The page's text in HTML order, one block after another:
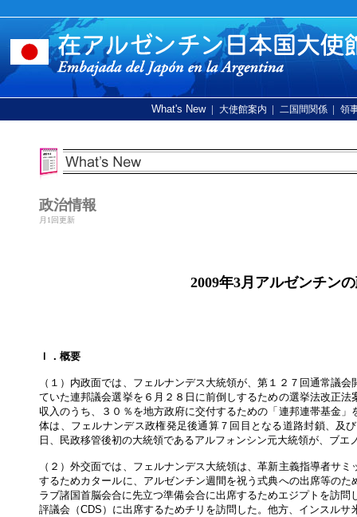
What's New | 大使館案内 | 二国間関係 | 領
政治情報
月1回更新
2009年3月アルゼンチン
Ｉ．概要
（１）内政面では、フェルナンデス大統領が、第１２７回通常議
ていた連邦議会選挙を６月２８日に前倒しするための選挙法改正
収入のうち、３０％を地方政府に交付するための「連邦連帯基金
体は、フェルナンデス政権発足後通算７回目となる道路封鎖、及
日、民政移管後初の大統領であるアルフォンシン元大統領が、ブ
（２）外交面では、フェルナンデス大統領は、革新主義指導者サ
するためカタールに、アルゼンチン週間を祝う式典への出席等の
ラブ諸国首脳会合に先立つ準備会合に出席するためエジプトを訪
評議会（CDS）に出席するためチリを訪問した。他方、インスル